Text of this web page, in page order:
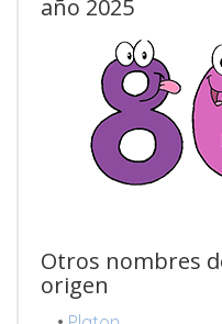
año 2025
Otros nombres
origen